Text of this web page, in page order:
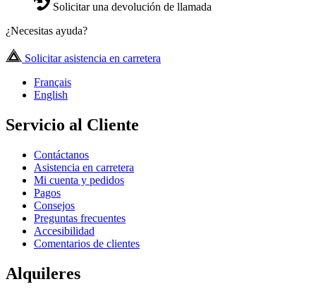
Solicitar una devolución de llamada
¿Necesitas ayuda?
Solicitar asistencia en carretera
Français
English
Servicio al Cliente
Contáctanos
Asistencia en carretera
Mi cuenta y pedidos
Pagos
Consejos
Preguntas frecuentes
Accesibilidad
Comentarios de clientes
Alquileres